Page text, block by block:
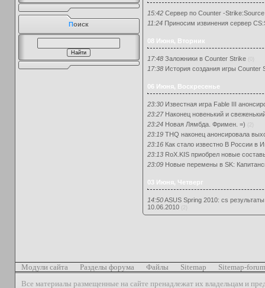
Поиск
15:42 Сервер по Counter -Strike:Source
11:24 Приносим извинения сервер
08 Июня, Вторник
17:48 Заложники в Counter Strike
17:38 История создания игры Counter
06 Июня, Воскресенье
23:30 Известная игра Fable III
23:27 Наконец новенький и
23:24 Новая Лямбда. Фримен. =)
23:19 THQ наконец анонсировала
23:16 Как стало известно В России в
23:13 RoX.KIS приобрел новые
23:09 Новые перемены в SK:
03 Июня, Четверг
14:50 ASUS Spring 2010: cs
10.06.2010
Модули сайта Разделы форума Файлы Sitemap
Sitemap-forum
Все материалы размещенные на сайте пренадлежат их владельцам и